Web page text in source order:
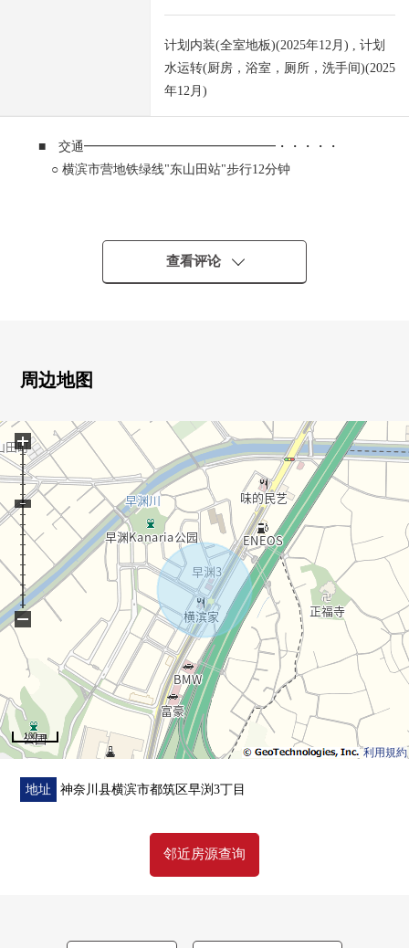
计划内装(全室地板)(2025年12月) , 计划
水运转(厨房，浴室，厕所，洗手间)(2025
年12月)
■ 交通━━━━━━━━━━━━━━━・・・・・
○ 横滨市营地铁绿线"东山田站"步行12分钟
0 已经2025年12月翻新施工
○ 土地面积：287.91平米(约87.09坪)
0 有东南角地的舒适的面积的宅邸
厅开暖气的有)
0 容易使用的流迹线的Island厨房
0 婴儿车或者高尔夫球袋能收藏的鞋衣帽寄存处
■ 翻新内容(R7.12月完毕)━━━━━・・・・・
○ 组合厨房交换(附带洗碗机)
○ 整体卫浴交换(从属于浴室换气干燥暖气机)
○ 盥洗台交换
○ 厕所更换(附带温水冲洗马桶座)
○ Cross张替
○ 阳台地板瓷砖张替
○ 餐厅的吊坠Right交换
查看评论
周边地图
利用規約
100 m
+
−
地址 神奈川县横滨市都筑区早渕3丁目
邻近房源查询